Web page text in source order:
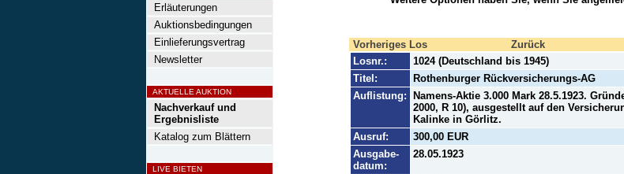
Erläuterungen
Auktionsbedingungen
Einlieferungsvertrag
Newsletter
AKTUELLE AUKTION
Nachverkauf und
Ergebnisliste
Katalog zum Blättern
LIVE BIETEN
Vorheriges Los Zurück
Losnr.:
1024 (Deutschland bis 1945)
Titel:
Rothenburger Rückversicherungs-AG
Auflistung:
Namens-Aktie 3.000 Mark 28.5.1923.
2000, R 10), ausgestellt auf den
Kalinke in Görlitz.
Ausruf:
300,00 EUR
Ausgabe-
datum:
28.05.1923